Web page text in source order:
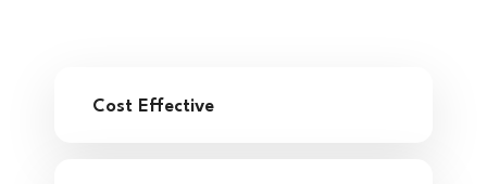
Cost Effective